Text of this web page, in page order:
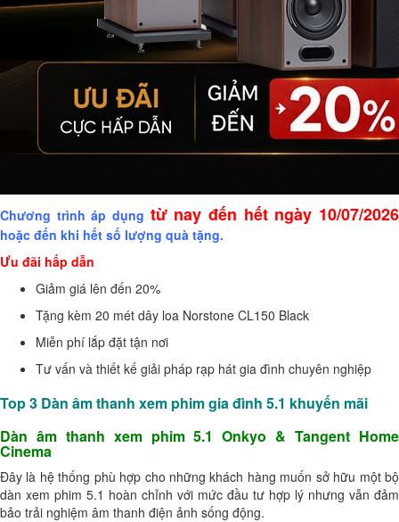
Chương trình áp dụng từ nay đến hết ngày 10/07/2026
hoặc đến khi hết số lượng quà tặng.
Ưu đãi hấp dẫn
Giảm giá lên đến 20%
Tặng kèm 20 mét dây loa Norstone CL150 Black
Miễn phí lắp đặt tận nơi
Tư vấn và thiết kế giải pháp rạp hát gia đình chuyên nghiệp
Top 3 Dàn âm thanh xem phim gia đình 5.1 khuyến mãi
Dàn âm thanh xem phim 5.1 Onkyo & Tangent Home
Cinema
Đây là hệ thống phù hợp cho những khách hàng muốn sở hữu một bộ
dàn xem phim 5.1 hoàn chỉnh với mức đầu tư hợp lý nhưng vẫn đảm
bảo trải nghiệm âm thanh điện ảnh sống động.